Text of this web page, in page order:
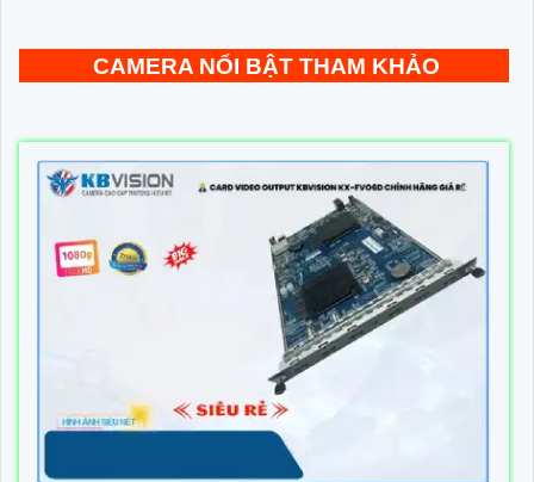
CAMERA NỔI BẬT THAM KHẢO